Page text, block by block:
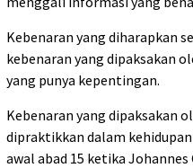
Kebenaran yang diharapkan
kebenaran yang dipaksakan
yang punya kepentingan.
Kebenaran yang dipaksakan
dipraktikkan dalam
awal abad 15 ketika